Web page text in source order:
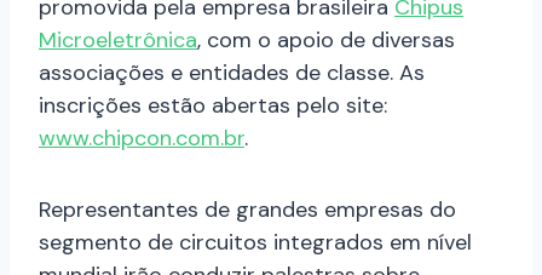
promovida pela empresa brasileira Chipus
Microeletrônica, com o apoio de diversas
associações e entidades de classe. As
inscrições estão abertas pelo site:
www.chipcon.com.br.
Representantes de grandes empresas do
segmento de circuitos integrados em nível